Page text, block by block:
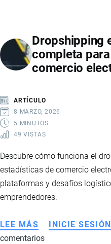
2026:
SEÑALES
DE
ESTABILIDAD
Y
Dropshipping
completa
comercio
ARTÍCULO
8 MARZO, 2026
5 MINUTOS
49 VISTAS
Descubre cómo funciona el
estadísticas de comercio
plataformas y desafíos
emprendedores.
LEE MÁS SOBRE
DROPSHIPPING
INICIE SESIÓN
comentarios